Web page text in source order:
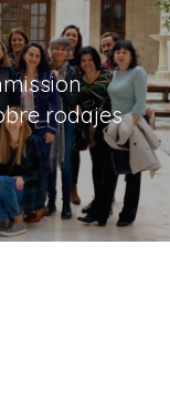
rodajes